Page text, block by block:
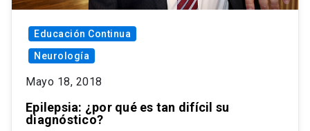
Educación Continua
Neurología
Mayo 18, 2018
Epilepsia: ¿por qué es tan difícil su
diagnóstico?